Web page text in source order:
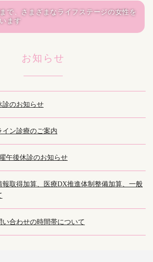
で、さまざまなライフステージの女性を
ます
お知らせ
診のお知らせ
イン診療のご案内
午後休診のお知らせ
報取得加算、医療DX推進体制整備加算、一般
い合わせの時間帯について